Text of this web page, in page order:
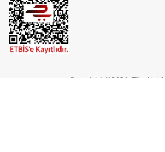
Copyright © 2026, Tüm